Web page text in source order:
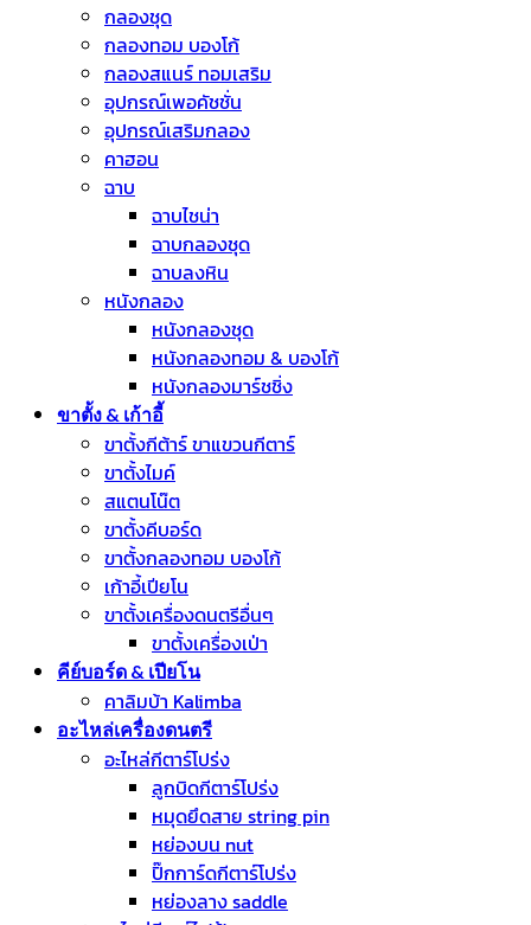
กลองชุด
กลองทอม บองโก้
กลองสแนร์ ทอมเสริม
อุปกรณ์เพอคัชชั่น
อุปกรณ์เสริมกลอง
คาฮอน
ฉาบ
ฉาบไชน่า
ฉาบกลองชุด
ฉาบลงหิน
หนังกลอง
หนังกลองชุด
หนังกลองทอม & บองโก้
หนังกลองมาร์ชชิ่ง
ขาตั้ง & เก้าอี้
ขาตั้งกีต้าร์ ขาแขวนกีตาร์
ขาตั้งไมค์
สแตนโน๊ต
ขาตั้งคีบอร์ด
ขาตั้งกลองทอม บองโก้
เก้าอี้เปียโน
ขาตั้งเครื่องดนตรีอื่นๆ
ขาตั้งเครื่องเป่า
คีย์บอร์ด & เปียโน
คาลิมบ้า Kalimba
อะไหล่เครื่องดนตรี
อะไหล่กีตาร์โปร่ง
ลูกบิดกีตาร์โปร่ง
หมุดยึดสาย string pin
หย่องบน nut
ปิ๊กการ์ดกีตาร์โปร่ง
หย่องลาง saddle